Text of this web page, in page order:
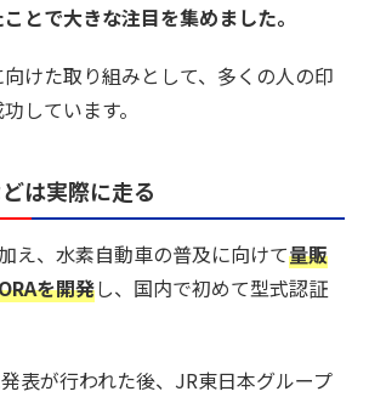
とで大きな注目を集めました。
けた取り組みとして、多くの人の印
しています。
は実際に走る
え、水素自動車の普及に向けて量販
を開発し、国内で初めて型式認証
表が行われた後、JR東日本グループ